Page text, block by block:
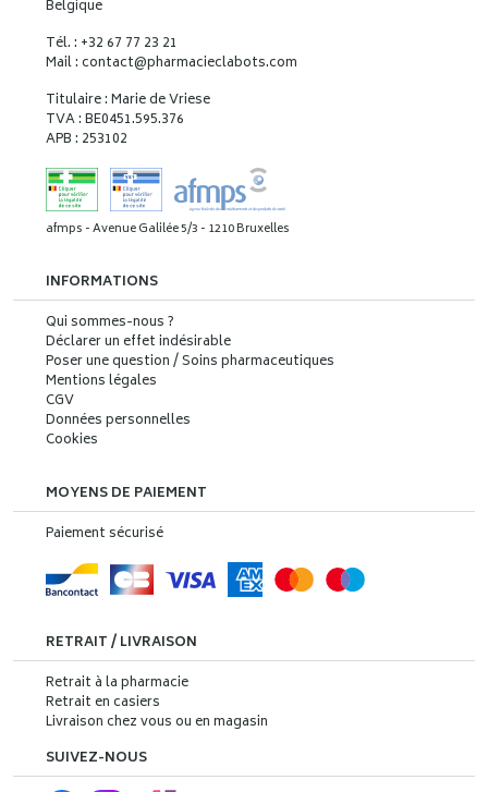
Belgique
Tél. : +32 67 77 23 21
Mail : contact@pharmacieclabots.com
Titulaire : Marie de Vriese
TVA : BE0451.595.376
APB : 253102
afmps - Avenue Galilée 5/3 - 1210 Bruxelles
INFORMATIONS
Qui sommes-nous ?
Déclarer un effet indésirable
Poser une question / Soins pharmaceutiques
Mentions légales
CGV
Données personnelles
Cookies
MOYENS DE PAIEMENT
Paiement sécurisé
RETRAIT / LIVRAISON
Retrait à la pharmacie
Retrait en casiers
Livraison chez vous ou en magasin
SUIVEZ-NOUS